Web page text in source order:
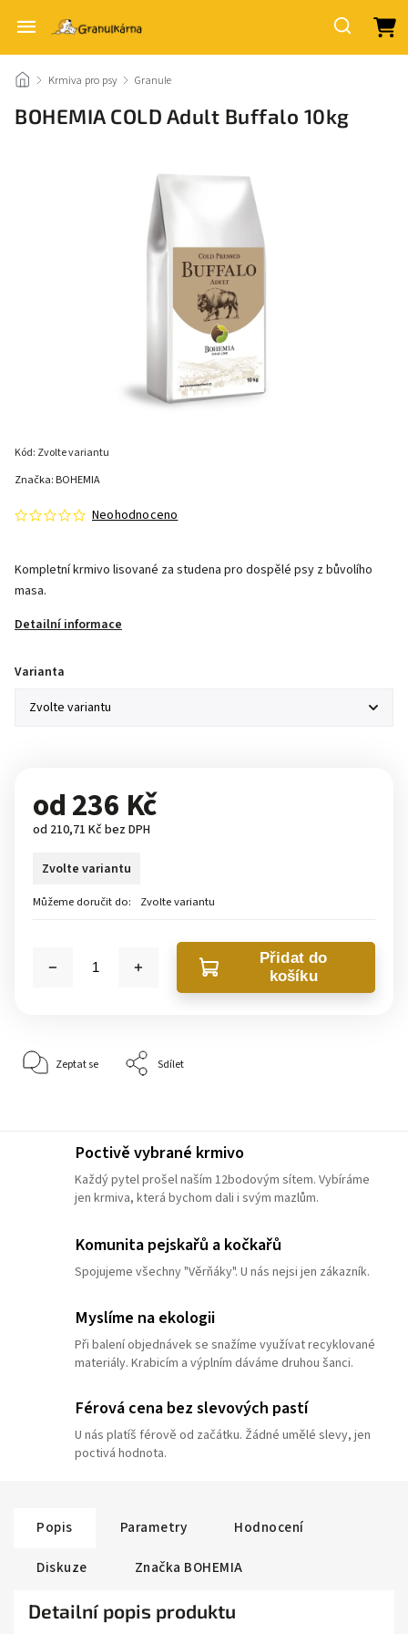
/ Krmiva pro psy / Granule
BOHEMIA COLD Adult Buffalo 10kg
Kód: Zvolte variantu
Neohodnoceno
Kompletní krmivo lisované za studena pro dospělé psy z bůvolího
masa.
Detailní informace
Značka: BOHEMIA
Varianta
od236 Kč
od 210,71 Kčbez DPH
Zvolte variantu
Můžeme doručit do: Zvolte variantu
Přidat do
košíku
Zeptat se Sdílet
Poctivě vybrané krmivo
Každý pytel prošel naším 12bodovým sítem. Vybíráme
jen krmiva, která bychom dali i svým mazlům.
Komunita pejskařů a kočkařů
Spojujeme všechny "Věrňáky". U nás nejsi jen zákazník.
Myslíme na ekologii
Při balení objednávek se snažíme využívat recyklované
materiály. Krabicím a výplním dáváme druhou šanci.
Férová cena bez slevových pastí
U nás platíš férově od začátku. Žádné umělé slevy, jen
poctivá hodnota.
Popis Parametry
Hodnocení
Diskuze
Značka BOHEMIA
Detailní popis produktu